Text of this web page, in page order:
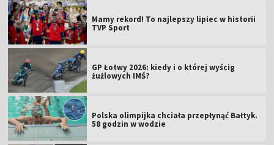
Mamy rekord! To najlepszy lipiec w historii
TVP Sport
GP Łotwy 2026: kiedy i o której wyścig
żużlowych IMŚ?
Polska olimpijka chciała przepłynąć Bałtyk.
58 godzin w wodzie